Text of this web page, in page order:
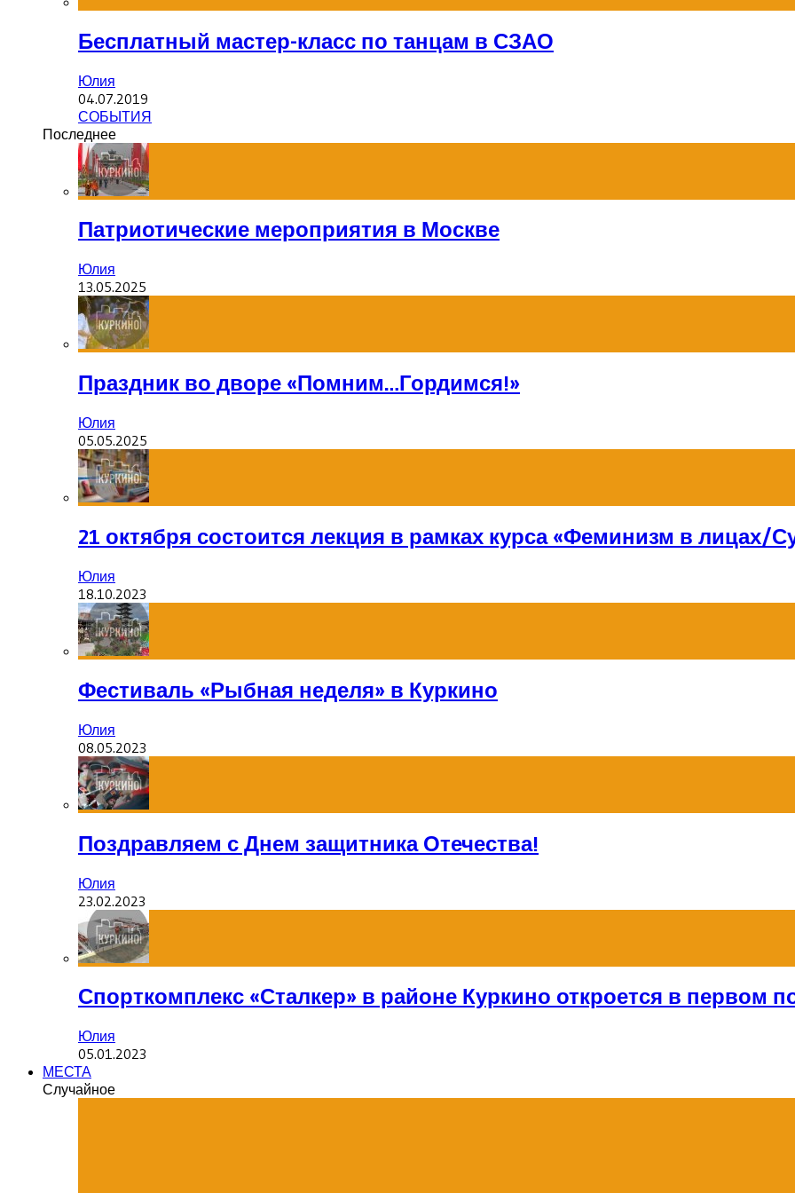
Бесплатный мастер-класс по танцам в СЗАО
Юлия
04.07.2019
СОБЫТИЯ
Последнее
Патриотические мероприятия в Москве
Юлия
13.05.2025
Праздник во дворе «Помним…Гордимся!»
Юлия
05.05.2025
21 октября состоится лекция в рамках курса «Феминизм в лицах/
Юлия
18.10.2023
Фестиваль «Рыбная неделя» в Куркино
Юлия
08.05.2023
Поздравляем с Днем защитника Отечества!
Юлия
23.02.2023
Спорткомплекс «Сталкер» в районе Куркино откроется в первом
Юлия
05.01.2023
МЕСТА
Случайное